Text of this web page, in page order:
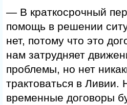
— В краткосрочный
помощь в решении
нет, потому что это
нам затрудняет
проблемы, но нет
трактоваться в Ливии.
временные договоры